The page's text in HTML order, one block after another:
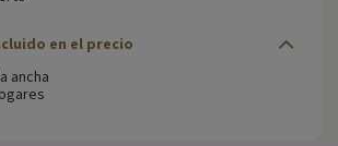
en el precio
ancha